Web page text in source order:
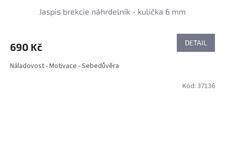
Jaspis brekcie náhrdelník - kulička 6 mm
690 Kč DETAIL
Náladovost - Motivace - Sebedůvěra
Kód: 37136